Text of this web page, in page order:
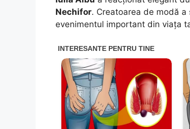
Nechifor. Creatoarea de modă
evenimentul important din viața